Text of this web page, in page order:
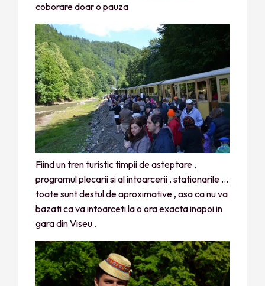
coborare doar o pauza
Fiind un tren turistic timpii de asteptare ,
programul plecarii si al intoarcerii , stationarile …
toate sunt destul de aproximative , asa ca nu va
bazati ca va intoarceti la o ora exacta inapoi in
gara din Viseu .